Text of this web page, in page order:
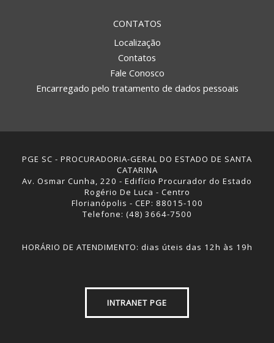
CONTATOS
Localização
Contatos
Fale Conosco
Encarregado pelo tratamento de dados pessoais
PGE SC - PROCURADORIA-GERAL DO ESTADO DE SANTA
CATARINA
Av. Osmar Cunha, 220 - Edifício Procurador do Estado
Rogério De Luca - Centro
Florianópolis - CEP: 88015-100
Telefone: (48) 3664-7500
HORÁRIO DE ATENDIMENTO: dias úteis das 12h às 19h
INTRANET PGE